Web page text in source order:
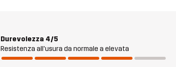
Durevolezza 4/5
Resistenza all'usura da normale a elevata